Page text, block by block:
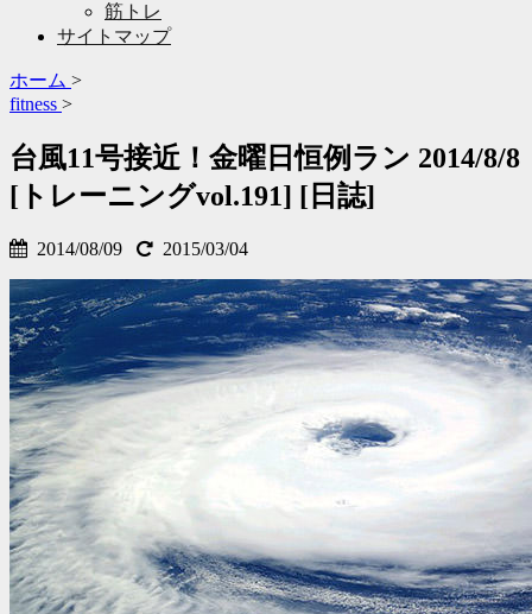
筋トレ
サイトマップ
ホーム >
fitness >
台風11号接近！金曜日恒例ラン 2014/8/8
[トレーニングvol.191] [日誌]
2014/08/09 2015/03/04